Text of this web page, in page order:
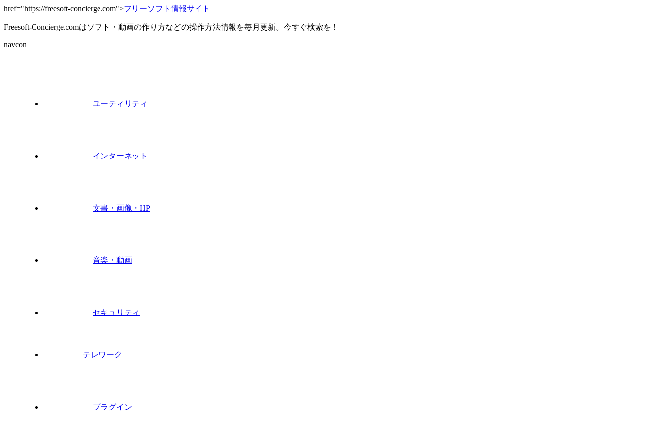
href="https://freesoft-concierge.com">フリーソフト情報サイト
Freesoft-Concierge.comはソフト・動画の作り方などの操作方法情報を毎月更新。今すぐ検索を！
navcon
ユーティリティ
インターネット
文書・画像・HP
音楽・動画
セキュリティ
テレワーク
プラグイン